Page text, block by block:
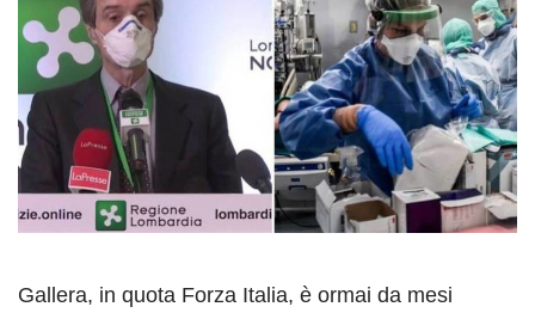
Gallera, in quota Forza Italia, è ormai da mesi